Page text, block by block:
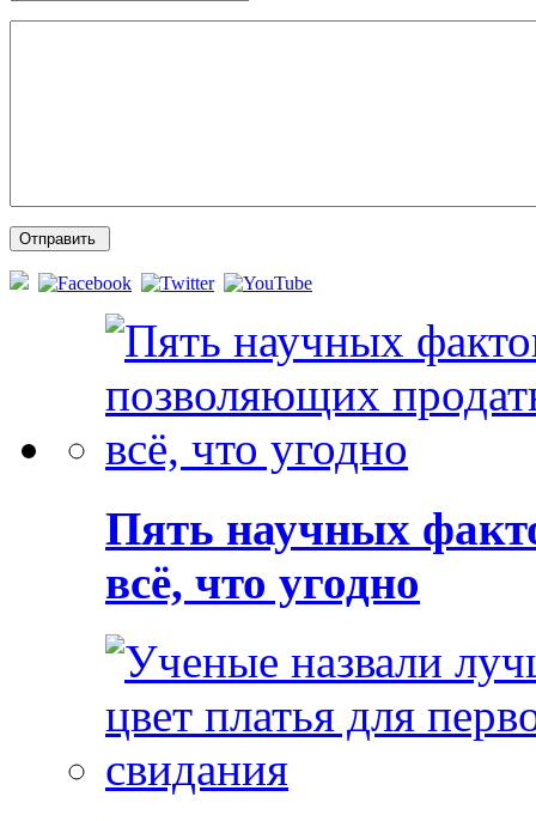
Пять научных
всё, что угодно